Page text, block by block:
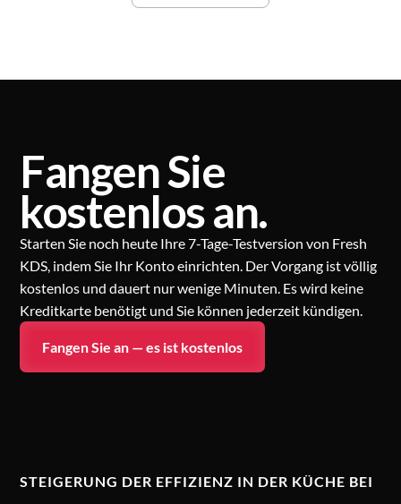
Fangen Sie
kostenlos an.
Starten Sie noch heute Ihre 7-Tage-Testversion von Fresh
KDS, indem Sie Ihr Konto einrichten. Der Vorgang ist völlig
kostenlos und dauert nur wenige Minuten. Es wird keine
Kreditkarte benötigt und Sie können jederzeit kündigen.
Fangen Sie an — es ist kostenlos
STEIGERUNG DER EFFIZIENZ IN DER KÜCHE BEI